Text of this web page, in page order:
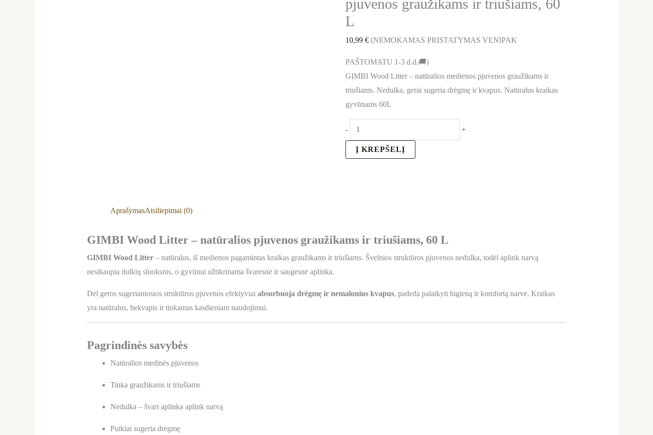
pjuvenos graužikams ir triušiams, 60
L
10,99€ (NEMOKAMAS PRISTATYMAS VENIPAK
PAŠTOMATU 1-3 d.d.🚚)
GIMBI Wood Litter – natūralios medienos pjuvenos graužikams ir
triušiams. Nedulka, gerai sugeria drėgmę ir kvapus. Natūralus kraikas
gyvūnams 60L
- +
Į KREPŠELĮ
AprašymasAtsiliepimai (0)
GIMBI Wood Litter – natūralios pjuvenos graužikams ir triušiams, 60 L
GIMBI Wood Litter– natūralus, iš medienos pagamintas kraikas graužikams ir triušiams. Švelnios struktūros pjuvenos nedulka, todėl aplink narvą
nesikaupia dulkių sluoksnis, o gyvūnui užtikrinama švaresnė ir saugesnė aplinka.
Dėl geros sugeriamosios struktūros pjuvenos efektyviai absorbuoja drėgmę ir nemalonius kvapus, padeda palaikyti higieną ir komfortą narve. Kraikas
yra natūralus, bekvapis ir tinkamas kasdieniam naudojimui.
Pagrindinės savybės
Natūralios medinės pjuvenos
Tinka graužikams ir triušiams
Nedulka – švari aplinka aplink narvą
Puikiai sugeria drėgmę